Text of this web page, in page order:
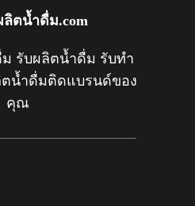
ลิตน้ำดื่ม.com
รับผลิตน้ำดื่ม รับทำ
น้ำดื่มติดแบรนด์ของ
คุณ